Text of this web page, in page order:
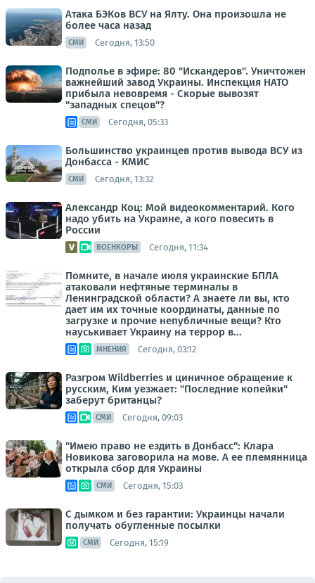
Атака БЭКов ВСУ на Ялту. Она произошла не
более часа назад
СМИ Сегодня, 13:50
Подполье в эфире: 80 "Искандеров". Уничтожен
важнейший завод Украины. Инспекция НАТО
прибыла невовремя - Скорые вывозят
"западных спецов"?
СМИ Сегодня, 05:33
Большинство украинцев против вывода ВСУ из
Донбасса - КМИС
СМИ Сегодня, 13:32
Александр Коц: Мой видеокомментарий. Кого
надо убить на Украине, а кого повесить в
России
ВОЕНКОРЫ Сегодня, 11:34
Помните, в начале июля украинские БПЛА
атаковали нефтяные терминалы в
Ленинградской области? А знаете ли вы, кто
дает им их точные координаты, данные по
загрузке и прочие непубличные вещи? Кто
науськивает Украину на террор в...
МНЕНИЯ Сегодня, 03:12
Разгром Wildberries и циничное обращение к
русским, Ким уезжает: "Последние копейки"
заберут британцы?
СМИ Сегодня, 09:03
"Имею право не ездить в Донбасс": Клара
Новикова заговорила на мове. А ее племянница
открыла сбор для Украины
СМИ Сегодня, 15:03
С дымком и без гарантии: Украинцы начали
получать обугленные посылки
СМИ Сегодня, 15:19